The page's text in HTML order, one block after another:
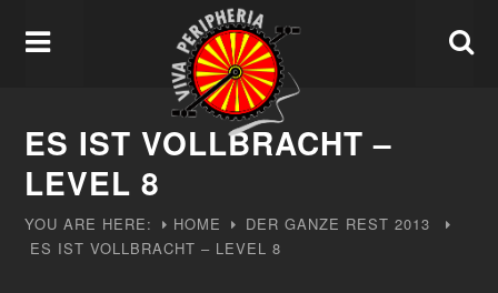
ES IST VOLLBRACHT –
LEVEL 8
YOU ARE HERE: HOME DER GANZE REST 2013
ES IST VOLLBRACHT – LEVEL 8